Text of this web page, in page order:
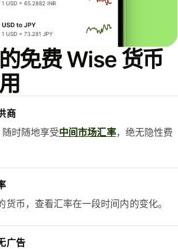
免费 Wise 货币
商
时随地享受中间市场汇率，绝无隐性费
货币，查看汇率在一段时间内的变化。
广告